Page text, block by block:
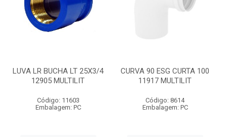
LUVA LR BUCHA LT 25X3/4
12905 MULTILIT
Código: 11603
Embalagem: PC
CURVA 90 ESG CURTA 100
11917 MULTILIT
Código: 8614
Embalagem: PC